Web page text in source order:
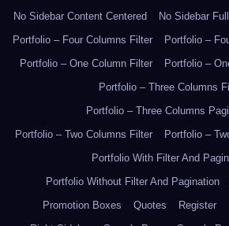
No Sidebar Content Centered
No Sidebar
Portfolio – Four Columns Filter
Portfolio –
Portfolio – One Column Filter
Portfolio –
Portfolio – Three Columns
Portfolio – Three Columns
Portfolio – Two Columns Filter
Portfolio –
Portfolio With Filter And
Portfolio Without Filter And Pagination
Promotion Boxes
Quotes Register